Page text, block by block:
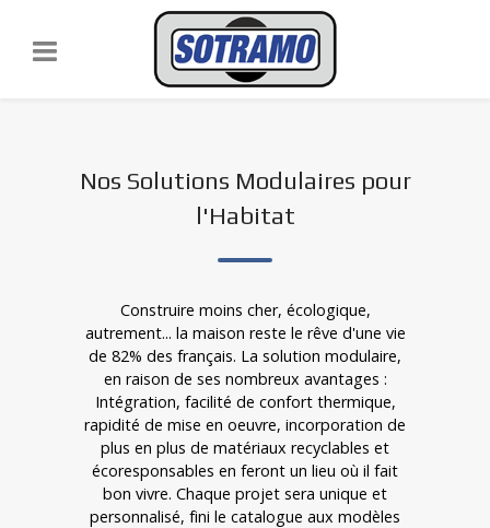
Nos Solutions Modulaires pour
l'Habitat
Construire moins cher, écologique,
autrement... la maison reste le rêve d'une vie
de 82% des français. La solution modulaire,
en raison de ses nombreux avantages :
Intégration, facilité de confort thermique,
rapidité de mise en oeuvre, incorporation de
plus en plus de matériaux recyclables et
écoresponsables en feront un lieu où il fait
bon vivre. Chaque projet sera unique et
personnalisé, fini le catalogue aux modèles